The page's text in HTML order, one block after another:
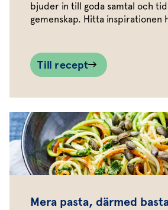
bjuder in till goda samtal och
gemenskap. Hitta inspirationen
Till recept
Mera pasta, därmed